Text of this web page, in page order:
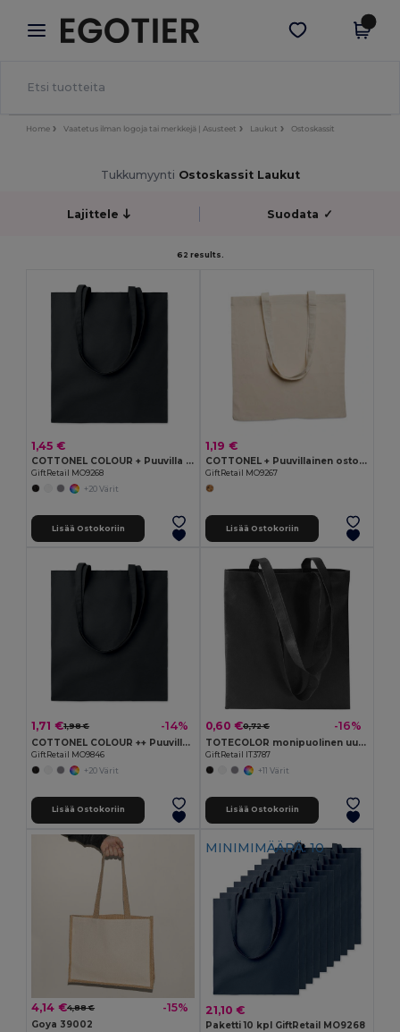
× Egotier-sovellus
Paremmat hinnat appissa!
Hae sovellus
Home Vaatetus ilman logoja tai merkkejä | Asusteet Laukut Ostoskassit
Tukkumyynti Ostoskassit Laukut
Lajittele Suodata ✓
62 results.
1,45 €
COTTONEL COLOUR + Puuvilla ostoskassi
GiftRetail MO9268
+20 Värit
Lisää Ostokoriin
1,19 €
COTTONEL + Puuvillainen ostoskassi
GiftRetail MO9267
Lisää Ostokoriin
1,71 €1,98 € -14%
COTTONEL COLOUR ++ Puuvillakassi MO9846-
GiftRetail MO9846
+20 Värit
Lisää Ostokoriin
0,60 €0,72 € -16%
TOTECOLOR monipuolinen uudelleenkäytettävä ostos- ja rantakassi
GiftRetail IT3787
+11 Värit
Lisää Ostokoriin
4,14 €4,88 € -15%
Goya 39002
MINIMIMÄÄRÄ: 10
21,10 €
Paketti 10 kpl GiftRetail MO9268